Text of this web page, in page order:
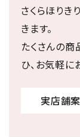
さくらほりき
きます。
たくさんの商
ひ、お気軽に
実店舗